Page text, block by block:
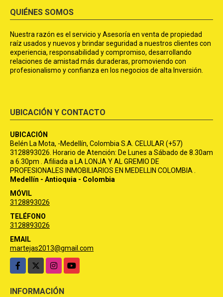
QUIÉNES SOMOS
Nuestra razón es el servicio y Asesoría en venta de propiedad
raíz usados y nuevos y brindar seguridad a nuestros clientes con
experiencia, responsabilidad y compromiso, desarrollando
relaciones de amistad más duraderas, promoviendo con
profesionalismo y confianza en los negocios de alta Inversión.
UBICACIÓN Y CONTACTO
UBICACIÓN
Belén La Mota, -Medellín, Colombia S.A. CELULAR (+57)
3128893026. Horario de Atención: De Lunes a Sábado de 8.30am
a 6.30pm . Afiliada a LA LONJA Y AL GREMIO DE
PROFESIONALES INMOBILIARIOS EN MEDELLIN COLOMBIA .
Medellín - Antioquia - Colombia
MÓVIL
3128893026
TELÉFONO
3128893026
EMAIL
martejas2013@gmail.com
Facebook
InstagramYouTube
INFORMACIÓN